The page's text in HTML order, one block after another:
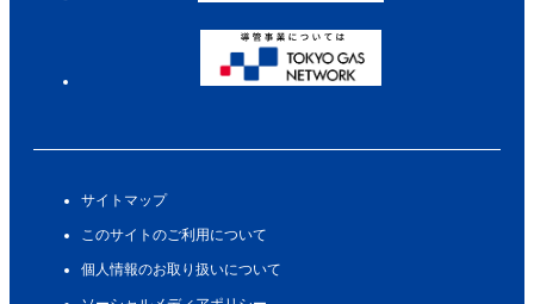
サイトマップ
このサイトのご利用について
個人情報のお取り扱いについて